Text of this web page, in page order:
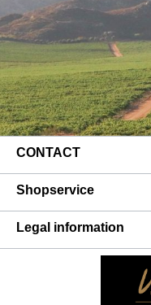
CONTACT
Shopservice
Legal information